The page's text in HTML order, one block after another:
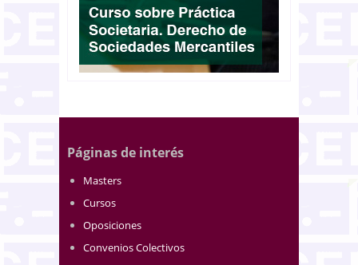
Páginas de interés
Masters
Cursos
Oposiciones
Convenios Colectivos